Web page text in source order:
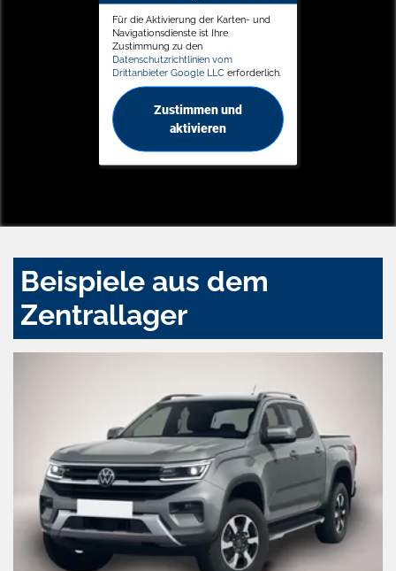
Für die Aktivierung der Karten- und
Navigationsdienste ist Ihre
Zustimmung zu den
Datenschutzrichtlinien vom
Drittanbieter Google LLC erforderlich.
Zustimmen und
aktivieren
Beispiele aus dem
Zentrallager